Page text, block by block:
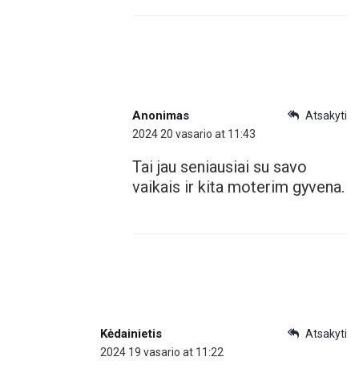
Atsakyti
Anonimas
2024 20 vasario at 11:43
Tai jau seniausiai su savo
vaikais ir kita moterim gyvena.
Atsakyti
Kėdainietis
2024 19 vasario at 11:22